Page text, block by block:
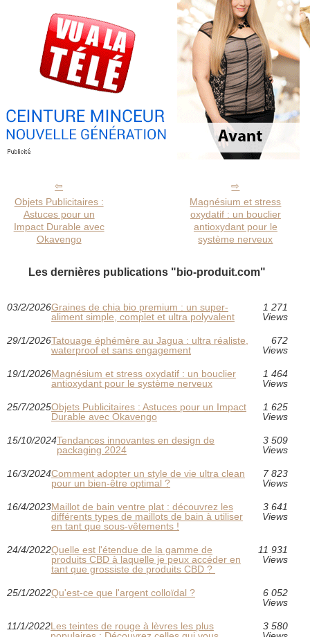
Objets Publicitaires :
Astuces pour un
Impact Durable avec
Okavengo
Magnésium et stress
oxydatif : un bouclier
antioxydant pour le
système nerveux
Les dernières publications "bio-produit.com"
03/2/2026Graines de chia bio premium : un super-
aliment simple, complet et ultra polyvalent
1 271
Views
29/1/2026Tatouage éphémère au Jagua : ultra réaliste,
waterproof et sans engagement
672
Views
19/1/2026Magnésium et stress oxydatif : un bouclier
antioxydant pour le système nerveux
1 464
Views
25/7/2025Objets Publicitaires : Astuces pour un Impact
Durable avec Okavengo
1 625
Views
15/10/2024Tendances innovantes en design de
packaging 2024
3 509
Views
16/3/2024Comment adopter un style de vie ultra clean
pour un bien-être optimal ?
7 823
Views
16/4/2023Maillot de bain ventre plat : découvrez les
différents types de maillots de bain à utiliser
en tant que sous-vêtements !
3 641
Views
24/4/2022Quelle est l'étendue de la gamme de
produits CBD à laquelle je peux accéder en
tant que grossiste de produits CBD ?
11 931
Views
25/1/2022Qu'est-ce que l'argent colloïdal ?
6 052
Views
11/1/2022Les teintes de rouge à lèvres les plus
3 580